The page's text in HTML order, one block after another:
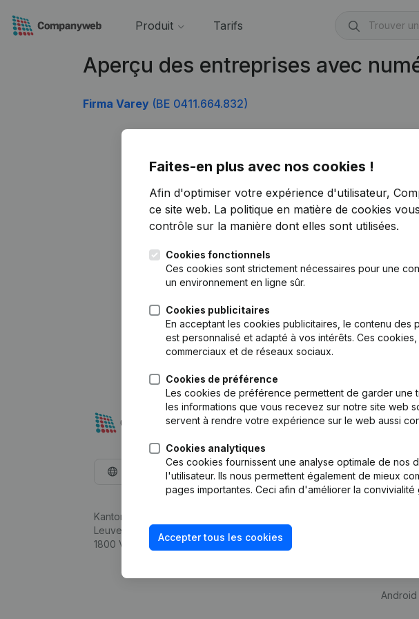
Produit Tarifs
Aperçu des entreprises avec
Firma Varey (BE 0411.664.832)
Faites-en plus avec nos cookies !
Afin d'optimiser votre expérience d'utilisateur,
ce site web. La politique en matière de cookies
contrôle sur la manière dont elles sont utilisées.
Cookies fonctionnels
Ces cookies sont strictement nécessaires pour une
un environnement en ligne sûr.
Cookies publicitaires
En acceptant les cookies publicitaires, le contenu des
est personnalisé et adapté à vos intérêts. Ces
commerciaux et de réseaux sociaux.
Cookies de préférence
Les cookies de préférence permettent de garder une
les informations que vous recevez sur notre site web
servent à rendre votre expérience sur le web aussi
Cookies analytiques
Ces cookies fournissent une analyse optimale de
l'utilisateur. Ils nous permettent également de mieux
pages importantes. Ceci afin d'améliorer la
Accepter tous les cookies
Français
Kantorenpark Everest
Leuvensesteenweg 248D,
1800 Vilvoorde
Produit
Android